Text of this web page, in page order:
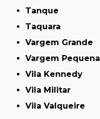
Tanque
Taquara
Vargem Grande
Vargem Pequena
Vila Kennedy
Vila Militar
Vila Valqueire